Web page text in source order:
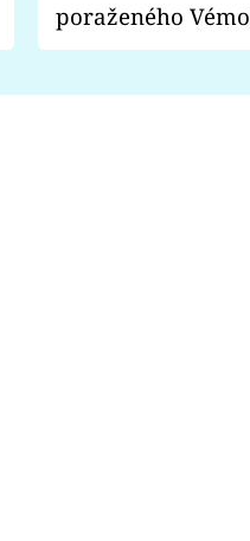
poraženého
fanoušci naštvali?